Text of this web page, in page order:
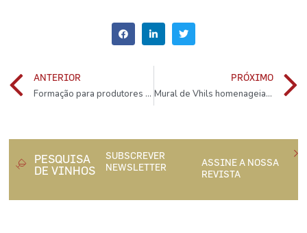
ANTERIOR
Formação para produtores e Horeca em Monção e Melgaço, 13 de Março
PRÓXIMO
Mural de Vhils homenageia Fernando Guedes, notável ex-líder da Sogrape
PESQUISA
DE VINHOS
SUBSCREVER
NEWSLETTER
ASSINE A NOSSA
REVISTA